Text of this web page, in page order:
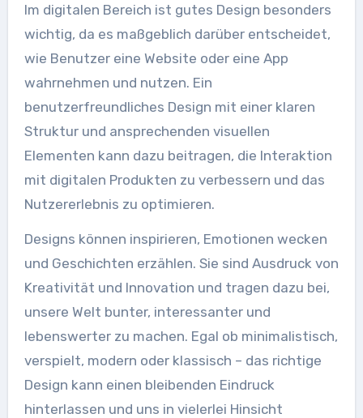
Im digitalen Bereich ist gutes Design besonders
wichtig, da es maßgeblich darüber entscheidet,
wie Benutzer eine Website oder eine App
wahrnehmen und nutzen. Ein
benutzerfreundliches Design mit einer klaren
Struktur und ansprechenden visuellen
Elementen kann dazu beitragen, die Interaktion
mit digitalen Produkten zu verbessern und das
Nutzererlebnis zu optimieren.
Designs können inspirieren, Emotionen wecken
und Geschichten erzählen. Sie sind Ausdruck von
Kreativität und Innovation und tragen dazu bei,
unsere Welt bunter, interessanter und
lebenswerter zu machen. Egal ob minimalistisch,
verspielt, modern oder klassisch – das richtige
Design kann einen bleibenden Eindruck
hinterlassen und uns in vielerlei Hinsicht